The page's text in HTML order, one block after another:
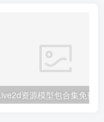
资源模型包合集免费